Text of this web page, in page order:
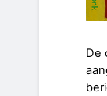
De